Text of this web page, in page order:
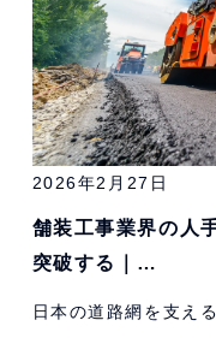
2026年2月27日
舗装工事業界の人
突破する｜…
日本の道路網を支え